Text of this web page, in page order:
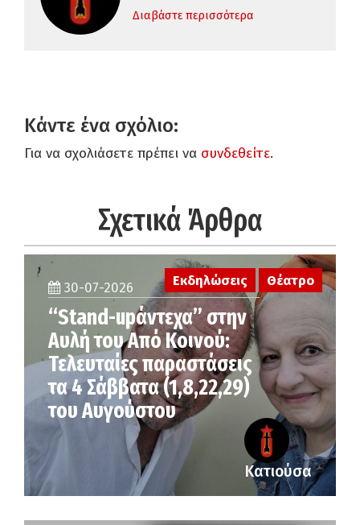
Διαβάστε περισσότερα
Κάντε ένα σχόλιο:
Για να σχολιάσετε πρέπει να συνδεθείτε.
Σχετικά Άρθρα
Εκδηλώσεις Θέατρο
30-07-2026
“Stand-upάντεχα” στην
Αυλή του Από Κοινού:
Τελευταίες παραστάσεις
τα 4 Σάββατα (1,8,22,29)
του Αυγούστου
Κατιούσα